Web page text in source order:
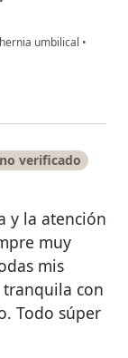
umbilical •
verificado
y la atención
muy
mis
con
Todo súper